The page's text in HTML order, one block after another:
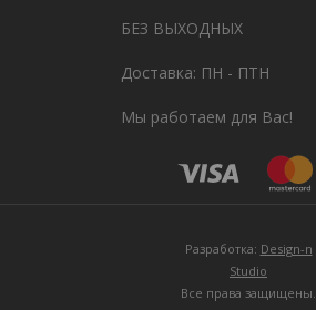
БЕЗ ВЫХОДНЫХ
Доставка: ПН - ПТН
Мы работаем для Вас!
Разработка: Design-n
Studio
Все права защищены.